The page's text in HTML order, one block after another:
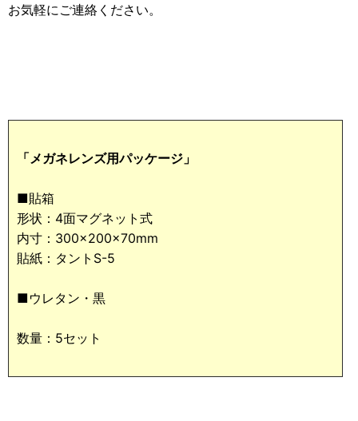
お気軽にご連絡ください。
「メガネレンズ用パッケージ」
■貼箱
形状：4面マグネット式
内寸：300×200×70mm
貼紙：タントS-5
■ウレタン・黒
数量：5セット